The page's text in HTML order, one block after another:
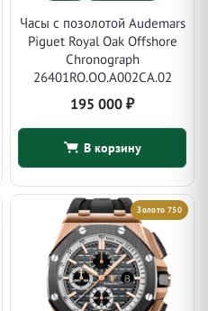
Часы с позолотой Audemars
Piguet Royal Oak Offshore
Chronograph
26401RO.OO.A002CA.02
195 000 ₽
В корзину
Золото 750